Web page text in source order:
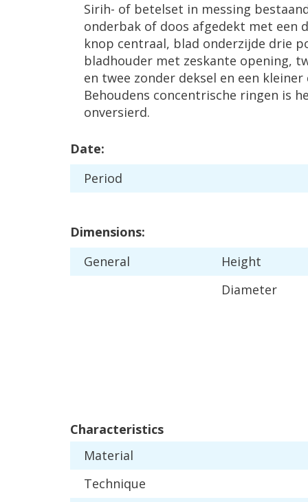
Sirih- of betelset in messing
onderbak of doos afgedekt met een
knop centraal, blad onderzijde drie
bladhouder met zeskante opening,
en twee zonder deksel en een kleiner
Behoudens concentrische ringen is
onversierd.
Date:
Period
Dimensions:
General
Height
Diameter
Characteristics
Material
Technique